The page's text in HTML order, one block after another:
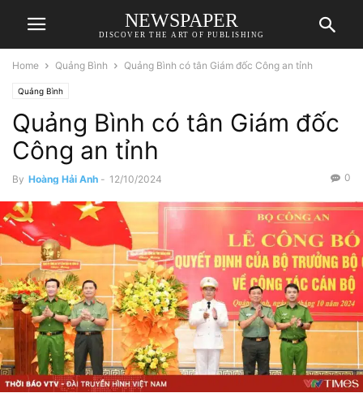
NEWSPAPER
DISCOVER THE ART OF PUBLISHING
Home Quảng Bình Quảng Bình có tân Giám đốc Công an tỉnh
Quảng Bình
Quảng Bình có tân Giám đốc
Công an tỉnh
By Hoàng Hải Anh - 12/10/2024 0